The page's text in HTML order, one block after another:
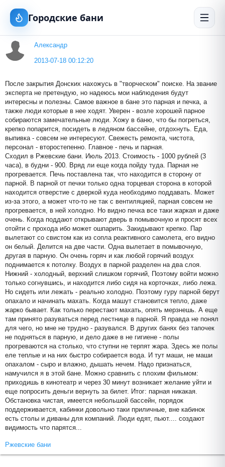
Городские бани
Александр
2013-07-18 00:12:20
После закрытия Донских нахожусь в "творческом" поиске. На звание
эксперта не претендую, но надеюсь мои наблюдения будут
интересны и полезны. Самое важное в бане это парная и печка, а
также люди которые в нее ходят. Уверен - возле хорошей парное
собираются замечательные люди. Хожу в баню, что бы погреться,
крепко попарится, посидеть в ледяном бассейне, отдохнуть. Еда,
выпивка - совсем не интересуют. Свежесть ремонта, чистота,
персонал - второстепенно. Главное - печь и парная.
Сходил в Ржевские бани. Июль 2013. Стоимость - 1000 рублей (3
часа), в будни - 900. Вряд ли еще когда пойду туда. Парная не
прогревается. Печь поставлена так, что находится в сторону от
парной. В парной от печки только одна торцевая сторона в которой
находится отверстие с дверкой куда необходимо поддавать. Может
из-за этого, а может что-то не так с вентиляцией, парная совсем не
прогревается, в ней холодно. Но видно печка все таки жаркая и даже
очень. Когда поддают открывают дверь в помывочную и просят всех
отойти с прохода ибо может ошпарить. Закидывают крепко. Пар
вылетают со свистом как из сопла реактивного самолета, его видно
он белый. Делится на две части. Одна вылетает в помывочную,
другая в парную. Он очень горяч и как любой горячий воздух
поднимается к потолку. Воздух в парной разделен на два слоя.
Нижний - холодный, верхний слишком горячий, Поэтому войти можно
только согнувшись, и находится либо сидя на корточках, либо лежа.
Но сидеть или лежать - реально холодно. Поэтому гуру парной берут
опахало и начинать махать. Когда машут становится тепло, даже
жарко бывает. Как только перестают махать, опять мерзнешь. А еще
там принято разуваться перед лестнице в парной. Я правда не понял
для чего, но мне не трудно - разувался. В других банях без тапочек
не подняться в парную, и дело даже в не гигиене - полы
прогреваются на столько, что ступни не терпят жара. Здесь же полы
еле теплые и на них быстро собирается вода. И тут маши, не маши
опахалом - сыро и влажно, дышать нечем. Надо признаться,
намучился я в этой бане. Можно сравнить с плохим фильмом:
приходишь в кинотеатр и через 30 минут возникает желание уйти и
еще попросить деньги вернуть за билет. Итог: парная никакая.
Обстановка чистая, имеется небольшой бассейн, порядок
поддерживается, кабинки довольно таки приличные, вне кабинок
есть столы и диваны для компаний. Люди едят, пьют.... создают
видимость что парятся...
Ржевские бани